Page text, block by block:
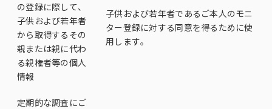
の登録に際して、
子供および若年者
から取得するその
親または親に代わ
る親権者等の個人
情報
子供および若年者であるご本人のモニ
ター登録に対する同意を得るために使
用します。
定期的な調査にご